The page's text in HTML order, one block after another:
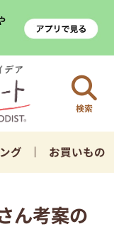
検索
グ お買いもの
ん考案の